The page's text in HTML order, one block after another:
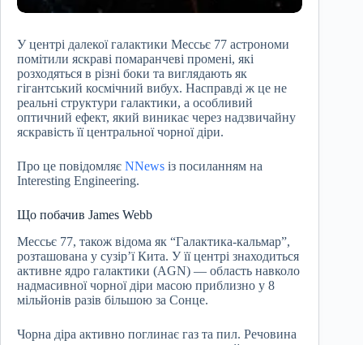
У центрі далекої галактики Мессьє 77 астрономи
помітили яскраві помаранчеві промені, які
розходяться в різні боки та виглядають як
гігантський космічний вибух. Насправді ж це не
реальні структури галактики, а особливий
оптичний ефект, який виникає через надзвичайну
яскравість її центральної чорної діри.
Про це повідомляє NNews із посиланням на
Interesting Engineering.
Що побачив James Webb
Мессьє 77, також відома як “Галактика-кальмар”,
розташована у сузір’ї Кита. У її центрі знаходиться
активне ядро галактики (AGN) — область навколо
надмасивної чорної діри масою приблизно у 8
мільйонів разів більшою за Сонце.
Чорна діра активно поглинає газ та пил. Речовина